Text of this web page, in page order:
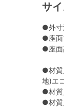
サ
●外寸
●座面
●座面
●材質
地)エ
●材質
●材質